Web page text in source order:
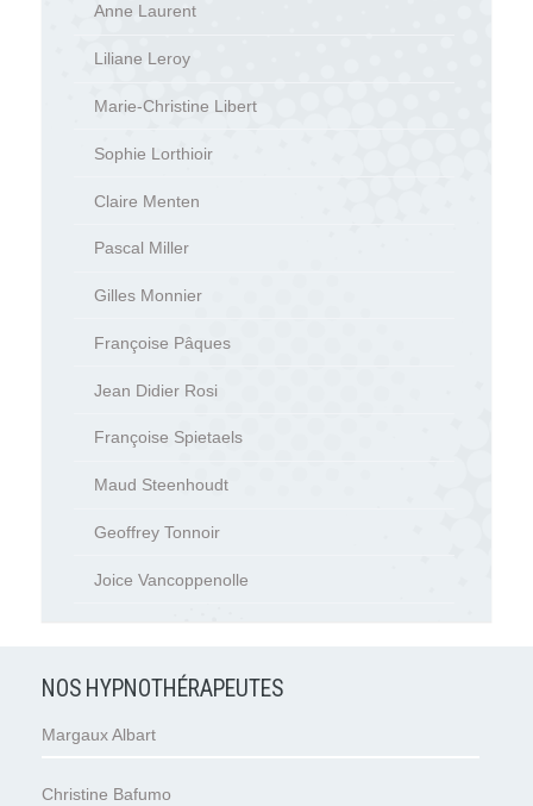
Anne Laurent
Liliane Leroy
Marie-Christine Libert
Sophie Lorthioir
Claire Menten
Pascal Miller
Gilles Monnier
Françoise Pâques
Jean Didier Rosi
Françoise Spietaels
Maud Steenhoudt
Geoffrey Tonnoir
Joice Vancoppenolle
NOS HYPNOTHÉRAPEUTES
Margaux Albart
Christine Bafumo